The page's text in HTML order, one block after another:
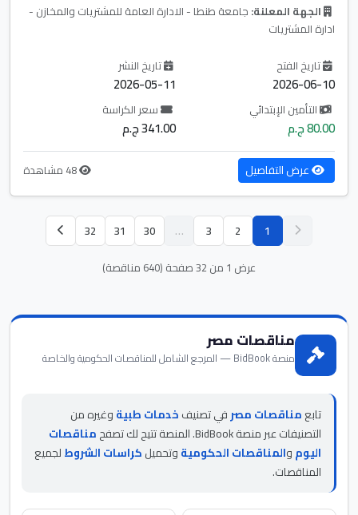
الجهة المعلنة: جامعة طنطا - الادارة العامة للمشتريات والمخازن -
ادارة المشتريات
تاريخ الفتح
2026-06-10
تاريخ النشر
2026-05-11
التأمين الإبتدائي
80.00 ج.م
سعر الكراسة
341.00 ج.م
عرض التفاصيل
1
2
3
…
30
31
32
عرض 1 من 32 صفحة (640 مناقصة)
مناقصات مصر
منصة BidBook — المرجع الشامل للمناقصات الحكومية والخاصة
تابعمناقصات مصرفي تصنيفخدمات طبيةوغيره من
التصنيفات عبر منصة BidBook. المنصة تتيح لك تصفح
مناقصات
اليوموالمناقصات الحكوميةوتحميلكراسات الشروطلجميع
المناقصات.